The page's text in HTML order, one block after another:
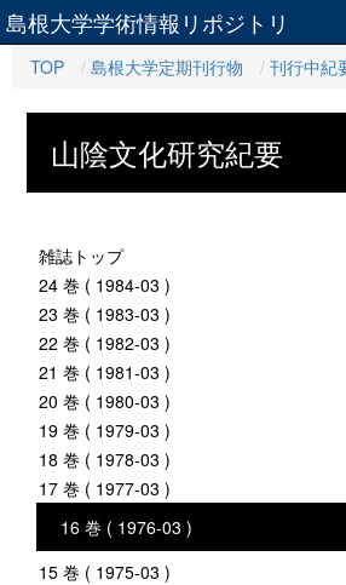
島根大学学術情報リポジトリ
TOP 島根大学定期刊行物 刊行中紀
山陰文化研究紀要
雑誌トップ
24 巻 ( 1984-03 )
23 巻 ( 1983-03 )
22 巻 ( 1982-03 )
21 巻 ( 1981-03 )
20 巻 ( 1980-03 )
19 巻 ( 1979-03 )
18 巻 ( 1978-03 )
17 巻 ( 1977-03 )
16 巻 ( 1976-03 )
15 巻 ( 1975-03 )